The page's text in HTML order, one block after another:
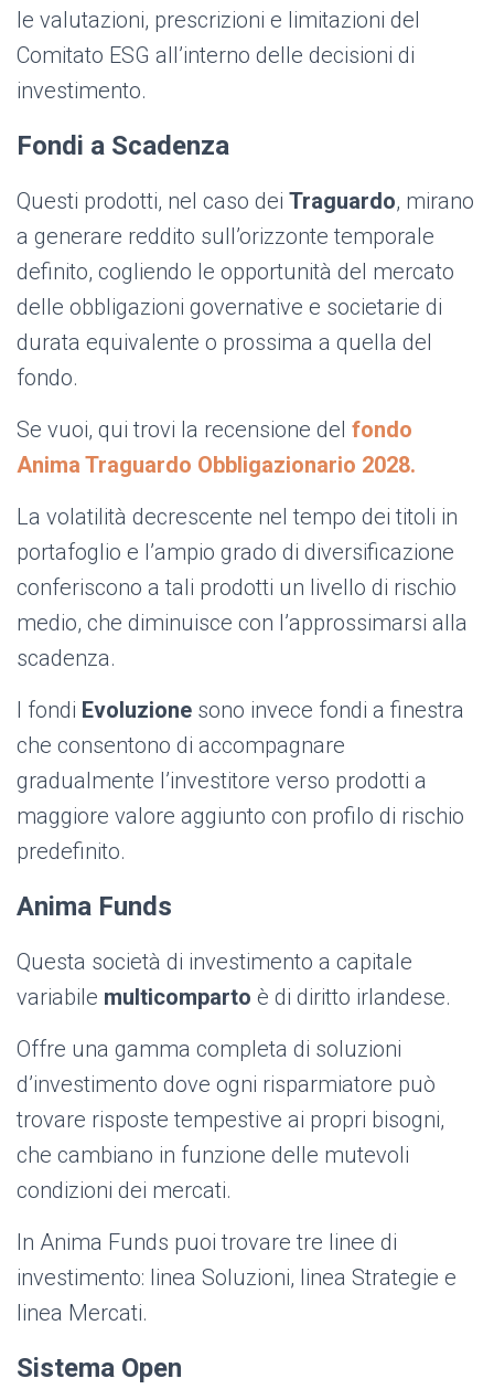
le valutazioni, prescrizioni e limitazioni del
Comitato ESG all’interno delle decisioni di
investimento.
Fondi a Scadenza
Questi prodotti, nel caso dei Traguardo, mirano
a generare reddito sull’orizzonte temporale
definito, cogliendo le opportunità del mercato
delle obbligazioni governative e societarie di
durata equivalente o prossima a quella del
fondo.
Se vuoi, qui trovi la recensione del fondo
Anima Traguardo Obbligazionario 2028.
La volatilità decrescente nel tempo dei titoli in
portafoglio e l’ampio grado di diversificazione
conferiscono a tali prodotti un livello di rischio
medio, che diminuisce con l’approssimarsi alla
scadenza.
I fondi Evoluzione sono invece fondi a finestra
che consentono di accompagnare
gradualmente l’investitore verso prodotti a
maggiore valore aggiunto con profilo di rischio
predefinito.
Anima Funds
Questa società di investimento a capitale
variabile multicomparto è di diritto irlandese.
Offre una gamma completa di soluzioni
d’investimento dove ogni risparmiatore può
trovare risposte tempestive ai propri bisogni,
che cambiano in funzione delle mutevoli
condizioni dei mercati.
In Anima Funds puoi trovare tre linee di
investimento: linea Soluzioni, linea Strategie e
linea Mercati.
Sistema Open